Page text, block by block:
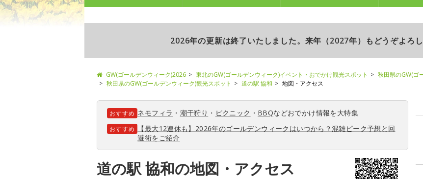
2026年の更新は終了いたしました。来年（2027年）もどうぞよろし
GW(ゴールデンウィーク)2026 東北のGW(ゴールデンウィーク)イベント・おでかけ観光スポット
秋田県のGW(ゴ
秋田県のGW(ゴールデンウィーク)観光スポット
道の駅 協和 地図・アクセス
おすすめ ネモフィラ ・ 潮干狩り ・ ピクニック ・ BBQなどおでかけ情報を大特集
おすすめ
【最大12連休も】2026年のゴールデンウィークはいつから？混雑ピーク予想と回
避術をご紹介
道の駅 協和の地図・アクセス